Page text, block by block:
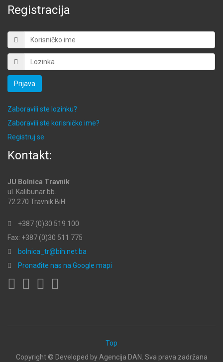
Registracija
Prijava
Zaboravili ste lozinku?
Zaboravili ste korisničko ime?
Registruj se
Kontakt:
JU Bolnica Travnik
ul. Kalibunar bb.
72 270 Travnik BiH
+387 (0)30 519 100
Fax: +387 (0)30 511 775
bolnica_tr@bih.net.ba
Pronađite nas na Google mapi
Top
Copyright © Developed by Agencija DAN. Sva prava zadržana